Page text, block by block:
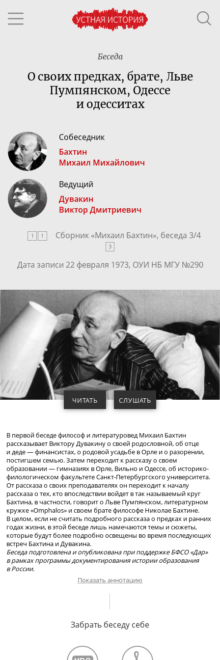
Беседа
О своих предках, брате, Льве
Пумпянском, Одессе
и одесситах
Собеседник
Бахтин
Михаил Михайлович
Ведущий
Дувакин
Виктор Дмитриевич
1 1 Сборник «Михаил Бахтин», беседа 3/4
3
Дата записи 22 февраля 1973, ОУИ НБ МГУ №290
ЧИТАТЬ СЛУШАТЬ
В первой беседе философ и литературовед Михаил Бахтин
рассказывает Виктору Дувакину о своей родословной, об отце
и деде — финансистах, о родовой усадьбе в Орле и о разорении,
постигшем семью. Затем переходит к рассказу о своем
образовании — гимназиях в Орле, Вильно и Одессе, об историко-
филологическом факультетеСанкт-Петербургского университета.
От рассказа о своих преподавателях он переходит к началу
рассказа о тех, кто впоследствии войдет в так называемый круг
Бахтина, в частности, говорит о Льве Пумпянском, литературном
кружке «Omphalos» и своем брате философе Николае Бахтине.
В целом, если не считать подробного рассказа о предках и ранних
годах жизни, в этой беседе лишь намечаются темы и сюжеты,
которые будут более подробно освещены во время последующих
встреч Бахтина и Дувакина.
Беседа подготовлена и опубликована при поддержке БФСО «Дар»
в рамках программы документирования истории образования
в России.
Семья Бахтиных. Гимназия – в Орле, Вильно и Одессе. Поступление
в Одесский университет. Окончание
историко-филологического
отзыв о гимназиях. О преподавателях Виленской гимназии.
О друге Бахтина Л. В. Пумпянском, его научной деятельности.
Показать аннотацию
Забрать беседу себе